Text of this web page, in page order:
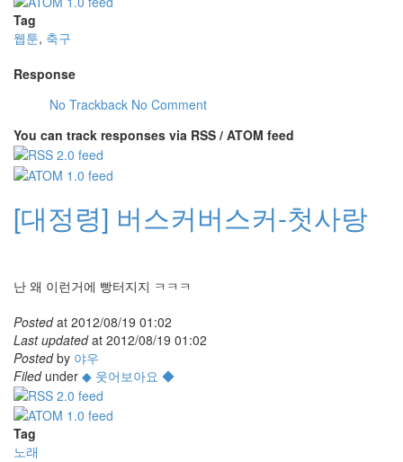
Tag
웹툰, 축구
Response
No Trackback No Comment
You can track responses via RSS / ATOM feed
[대정령] 버스커버스커-첫사랑
난 왜 이런거에 빵터지지 ㅋㅋㅋ
Postedat 2012/08/19 01:02
Last updatedat 2012/08/19 01:02
Postedby 야우
Filedunder ◆ 웃어보아요 ◆
Tag
노래